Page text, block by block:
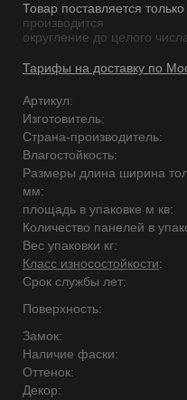
Товар поставляется
производится
округление до целого
Тарифы на доставку по
Артикул:
Изготовитель:
Страна-производитель:
Влагостойкость:
Размеры длина ширина
мм:
площадь в упаковке м кв:
Количество панелей в
Вес упаковки кг:
Класс износостойкости:
Срок службы лет:
Поверхность:
Замок:
Наличие фаски:
Оттенок:
Декор: